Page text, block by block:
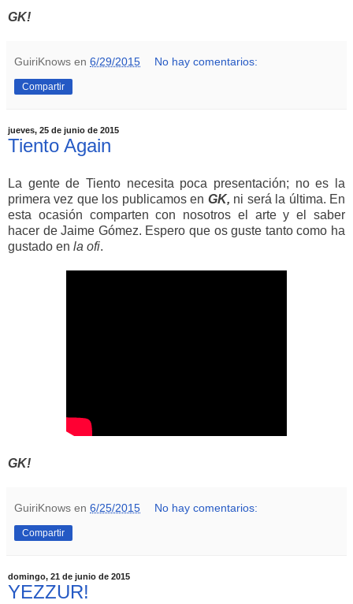
GK!
GuiriKnows en 6/29/2015 No hay comentarios:
Compartir
jueves, 25 de junio de 2015
Tiento Again
La gente de Tiento necesita poca presentación; no es la
primera vez que los publicamos en GK, ni será la última. En
esta ocasión comparten con nosotros el arte y el saber
hacer de Jaime Gómez. Espero que os guste tanto como ha
gustado en la ofi.
GK!
GuiriKnows en 6/25/2015 No hay comentarios:
Compartir
domingo, 21 de junio de 2015
YEZZUR!